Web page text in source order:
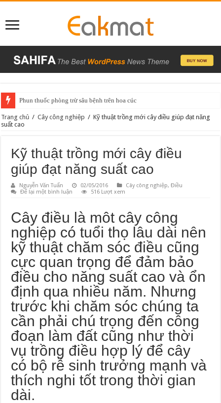
Phun thuốc phòng trừ sâu bệnh trên hoa cúc
Trang chủ / Cây công nghiệp / Kỹ thuật trồng mới cây điều giúp đạt năng
suất cao
Kỹ thuật trồng mới cây điều
giúp đạt năng suất cao
Nguyễn Văn Tuấn 02/05/2016 Cây công nghiệp,Điều
Để lại một bình luận
516 Lượt xem
Cây điều là môt cây công
nghiệp có tuổi thọ lâu dài nên
kỹ thuật chăm sóc điều cũng
cực quan trọng để đảm bảo
điều cho năng suất cao và ổn
định qua nhiều năm. Nhưng
trước khi chăm sóc chúng ta
cần phải chú trọng đến công
đoạn làm đất cũng như thời
vụ trồng điều hợp lý để cây
có bộ rễ sinh trưởng mạnh và
thích nghi tốt trong thời gian
dài.